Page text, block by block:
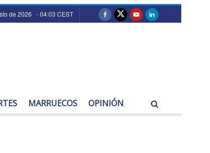
de 2026 - 04:03 CEST
MARRUECOS OPINIÓN